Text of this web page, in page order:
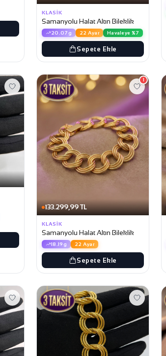
KLASIK
Samanyolu Halat Altın Bileklik
20.07g 22 Ayar Havaleye %7
Sepete Ekle
133.299,99 TL
1
KLASIK
Samanyolu Halat Altın Bileklik
18.19g 22 Ayar
Sepete Ekle